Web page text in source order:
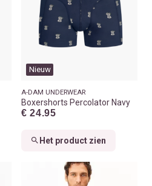
Nieuw
A-DAM UNDERWEAR
Boxershorts Percolator Navy
€ 24.95
Het product zien